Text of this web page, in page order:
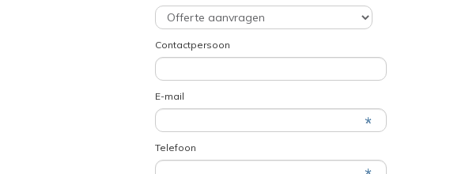
Contactpersoon
E-mail
Telefoon